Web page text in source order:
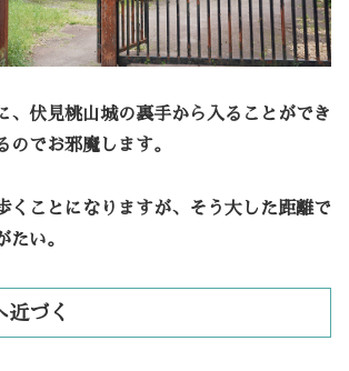
、伏見桃山城の裏手から入ることができ
のでお邪魔します。
くことになりますが、そう大した距離で
たい。
近づく